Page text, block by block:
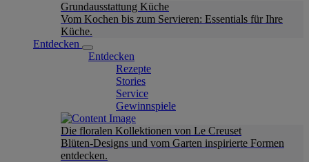
Grundausstattung Küche
Vom Kochen bis zum Servieren: Essentials für Ihre
Küche.
Entdecken
Entdecken
Rezepte
Stories
Service
Gewinnspiele
Die floralen Kollektionen von Le Creuset
Blüten-Designs und vom Garten inspirierte Formen
entdecken.